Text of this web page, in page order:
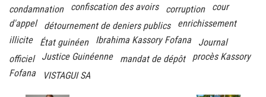
condamnation
confiscation des avoirs corruption
cour
d'appel
détournement de deniers publics
enrichissement
illicite
État guinéen Ibrahima Kassory Fofana
Journal
officiel
Justice Guinéenne mandat de dépôt
procès Kassory
Fofana
VISTAGUI SA